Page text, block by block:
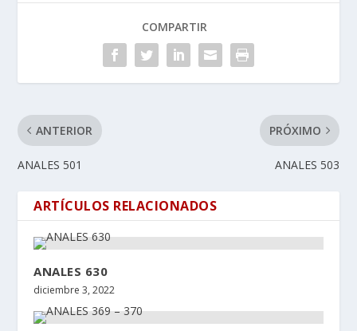
COMPARTIR
ANTERIOR
ANALES 501
PRÓXIMO
ANALES 503
ARTÍCULOS RELACIONADOS
ANALES 630
diciembre 3, 2022